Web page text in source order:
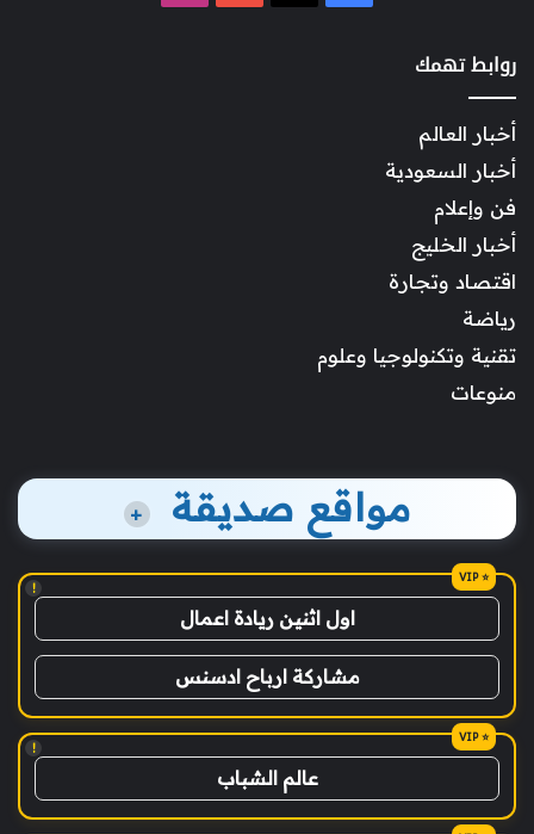
روابط تهمك
أخبار العالم
أخبار السعودية
فن وإعلام
أخبار الخليج
اقتصاد وتجارة
رياضة
تقنية وتكنولوجيا وعلوم
منوعات
مواقع صديقة +
!
اول اثنين ريادة اعمال
مشاركة ارباح ادسنس
!
عالم الشباب